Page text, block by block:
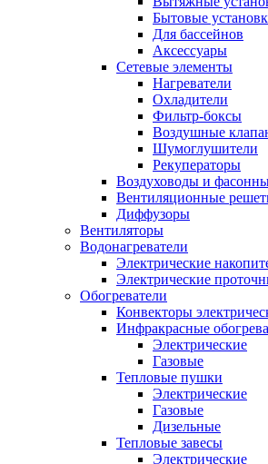
Бытовые
Для бассейнов
Аксессуары
Сетевые элементы
Нагреватели
Охладители
Фильтр-боксы
Воздушные
Шумоглушители
Рекуператоры
Воздуховоды и
Вентиляционные
Диффузоры
Вентиляторы
Водонагреватели
Электрические
Электрические
Обогреватели
Конвекторы
Инфракрасные
Электрические
Газовые
Тепловые пушки
Электрические
Газовые
Дизельные
Тепловые завесы
Электрические